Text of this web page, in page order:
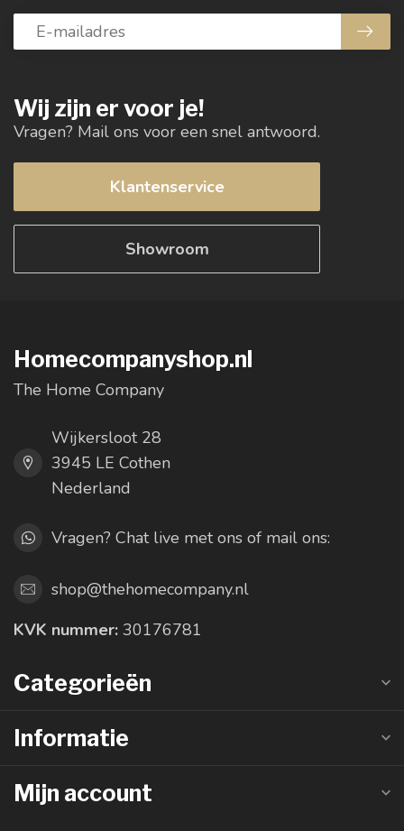
Wij zijn er voor je!
Vragen? Mail ons voor een snel antwoord.
Klantenservice
Showroom
Homecompanyshop.nl
The Home Company
Wijkersloot 28
3945 LE Cothen
Nederland
Vragen? Chat live met ons of mail ons:
shop@thehomecompany.nl
KVK nummer: 30176781
Categorieën
Informatie
Mijn account